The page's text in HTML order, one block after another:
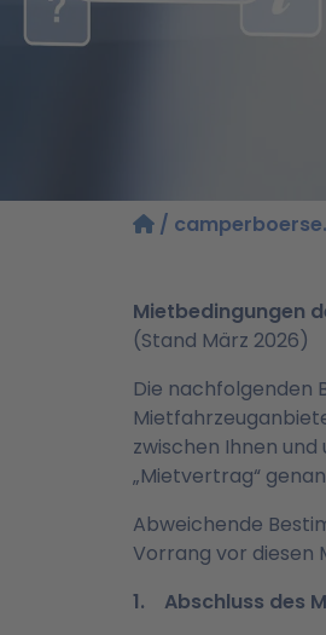
/
Mietbedingungen
(Stand März 2026)
Die nachfolgenden
zwischen Ihnen
„Mietvertrag“
Abweichende
Vorrang vor diesen
1. Abschluss des